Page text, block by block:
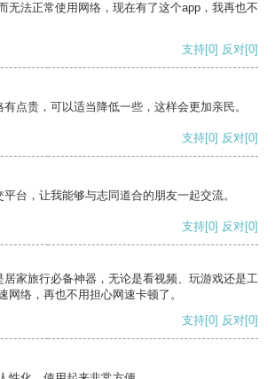
无法正常使用网络，现在有了这个app，我再也不
支持[0] 反对[0]
点贵，可以适当降低一些，这样会更加亲民。
支持[0] 反对[0]
台，让我能够与志同道合的朋友一起交流。
支持[0] 反对[0]
居家旅行必备神器，无论是看视频、玩游戏还是工
网络，再也不用担心网速卡顿了。
支持[0] 反对[0]